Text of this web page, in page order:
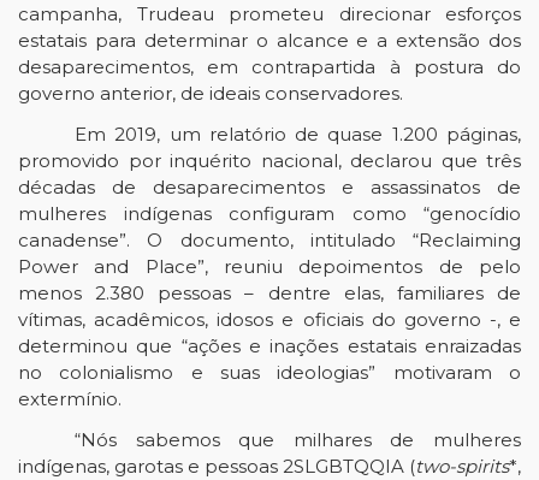
campanha, Trudeau prometeu direcionar esforços
estatais para determinar o alcance e a extensão dos
desaparecimentos, em contrapartida à postura do
governo anterior, de ideais conservadores.
Em 2019, um relatório de quase 1.200 páginas,
promovido por inquérito nacional, declarou que três
décadas de desaparecimentos e assassinatos de
mulheres indígenas configuram como “genocídio
canadense”. O documento, intitulado “Reclaiming
Power and Place”, reuniu depoimentos de pelo
menos 2.380 pessoas – dentre elas, familiares de
vítimas, acadêmicos, idosos e oficiais do governo -, e
determinou que “ações e inações estatais enraizadas
no colonialismo e suas ideologias” motivaram o
extermínio.
“Nós sabemos que milhares de mulheres
indígenas, garotas e pessoas 2SLGBTQQIA (two-spirits*,